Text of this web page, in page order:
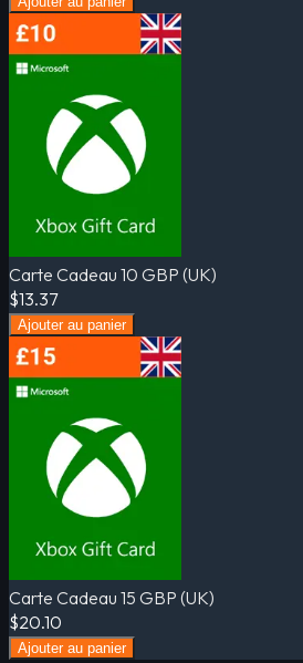
Carte Cadeau 10 GBP (UK)
$13.37
Ajouter au panier
Carte Cadeau 15 GBP (UK)
$20.10
Ajouter au panier